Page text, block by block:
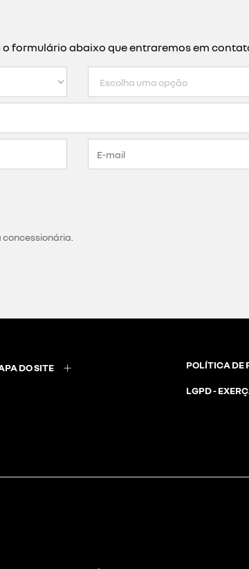
formulário abaixo que entraremos em
DO SITE POLÍTICA DE
LGPD -